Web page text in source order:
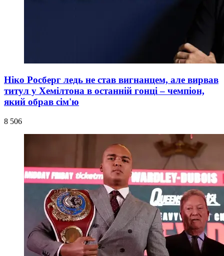
Ніко Росберг ледь не став вигнанцем, але вирвав
титул у Хемілтона в останній гонці – чемпіон,
який обрав сім'ю
8 506